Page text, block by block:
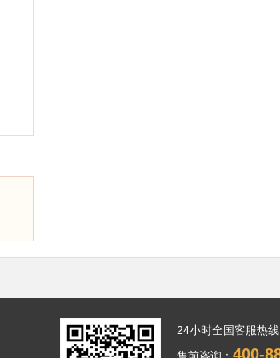
24小时全国客服热线
400-